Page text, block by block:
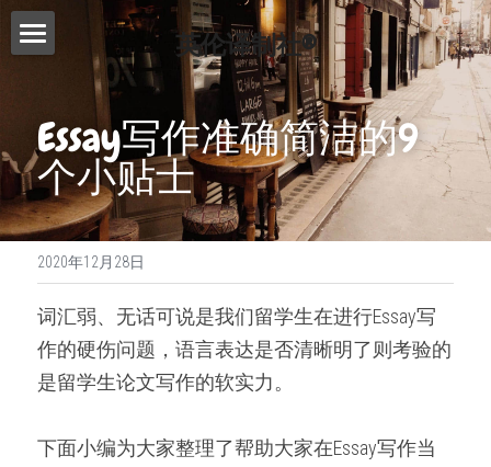
英伦译制社®
首页
服务介绍
Essay代写
Dissertation代写
Proofreading
论文修改服务
演讲文稿代写
费用查询
写作指南
写作技巧
免费模板
常见问题
精英招募
联系我们
搜索
Essay写作准确简洁的9
个小贴士
2020年12月28日
词汇弱、无话可说是我们留学生在进行Essay写
作的硬伤问题，语言表达是否清晰明了则考验的
是留学生论文写作的软实力。
下面小编为大家整理了帮助大家在Essay写作当